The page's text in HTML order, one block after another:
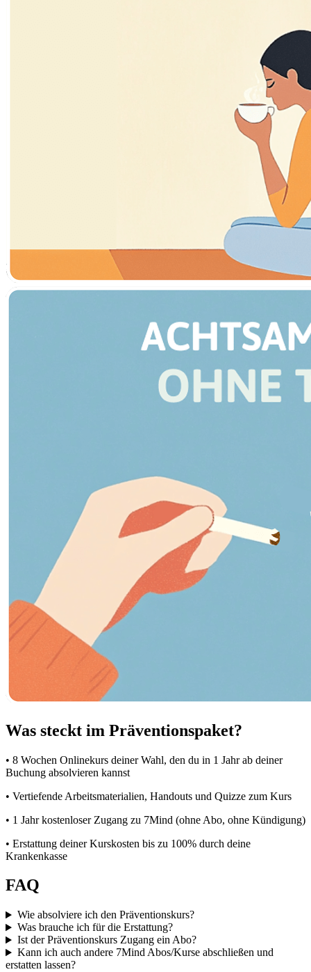
Was steckt im Präventionspaket?
• 8 Wochen Onlinekurs deiner Wahl, den du in 1 Jahr ab deiner
Buchung absolvieren kannst
• Vertiefende Arbeitsmaterialien, Handouts und Quizze zum Kurs
• 1 Jahr kostenloser Zugang zu 7Mind (ohne Abo, ohne Kündigung)
• Erstattung deiner Kurskosten bis zu 100% durch deine
Krankenkasse
FAQ
Wie absolviere ich den Präventionskurs?
Was brauche ich für die Erstattung?
Ist der Präventionskurs Zugang ein Abo?
Kann ich auch andere 7Mind Abos/Kurse abschließen und
erstatten lassen?